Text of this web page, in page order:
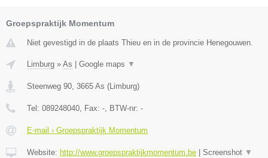
Groepspraktijk Momentum
Niet gevestigd in de plaats Thieu en in de provincie Henegouwen.
Limburg » As | Google maps ▼
Steenweg 90 3665 As (Limburg)
Tel: 089248040 , Fax: - , BTW-nr: -
E-mail › Groepspraktijk Momentum
Website: http://www.groepspraktijkmomentum.be | Screenshot ▼